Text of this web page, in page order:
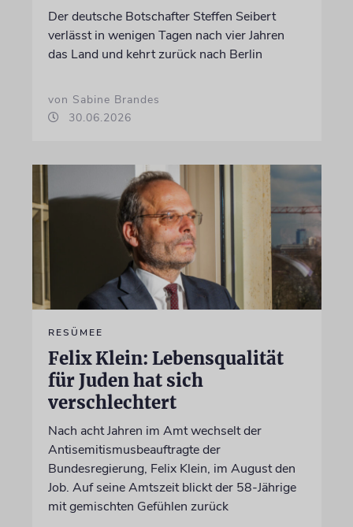
Der deutsche Botschafter Steffen Seibert
verlässt in wenigen Tagen nach vier Jahren
das Land und kehrt zurück nach Berlin
von Sabine Brandes
30.06.2026
RESÜMEE
Felix Klein: Lebensqualität
für Juden hat sich
verschlechtert
Nach acht Jahren im Amt wechselt der
Antisemitismusbeauftragte der
Bundesregierung, Felix Klein, im August den
Job. Auf seine Amtszeit blickt der 58-Jährige
mit gemischten Gefühlen zurück